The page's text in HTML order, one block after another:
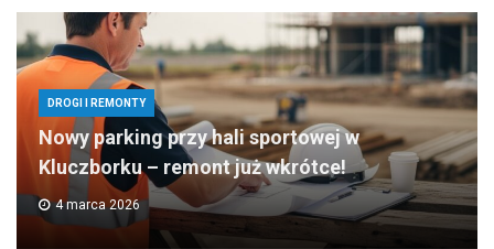
DROGI I REMONTY
Nowy parking przy hali sportowej w
Kluczborku – remont już wkrótce!
4 marca 2026